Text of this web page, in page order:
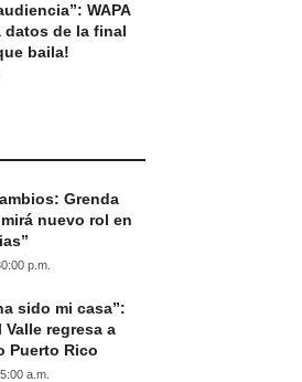
WAPA
datos de la final
baila!
Grenda
nuevo rol en
p.m.
sido mi casa”:
Valle regresa a
Puerto Rico
a.m.